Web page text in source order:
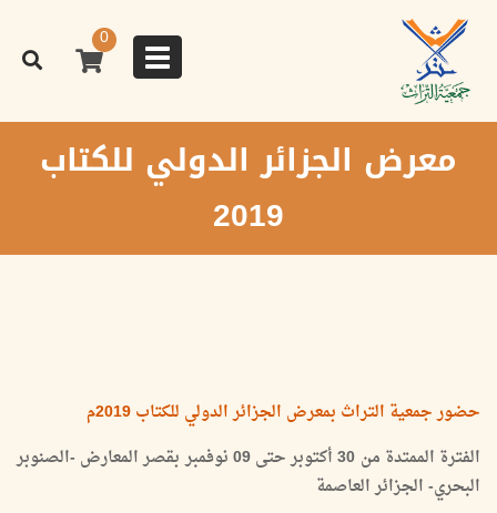
المحتوى
الرئيسي
Toggle
navigation
0
معرض الجزائر الدولي للكتاب
2019
حضور جمعية التراث بمعرض الجزائر الدولي للكتاب 2019م
الفترة الممتدة من 30 أكتوبر حتى 09 نوفمبر بقصر المعارض -الصنوبر
البحري- الجزائر العاصمة